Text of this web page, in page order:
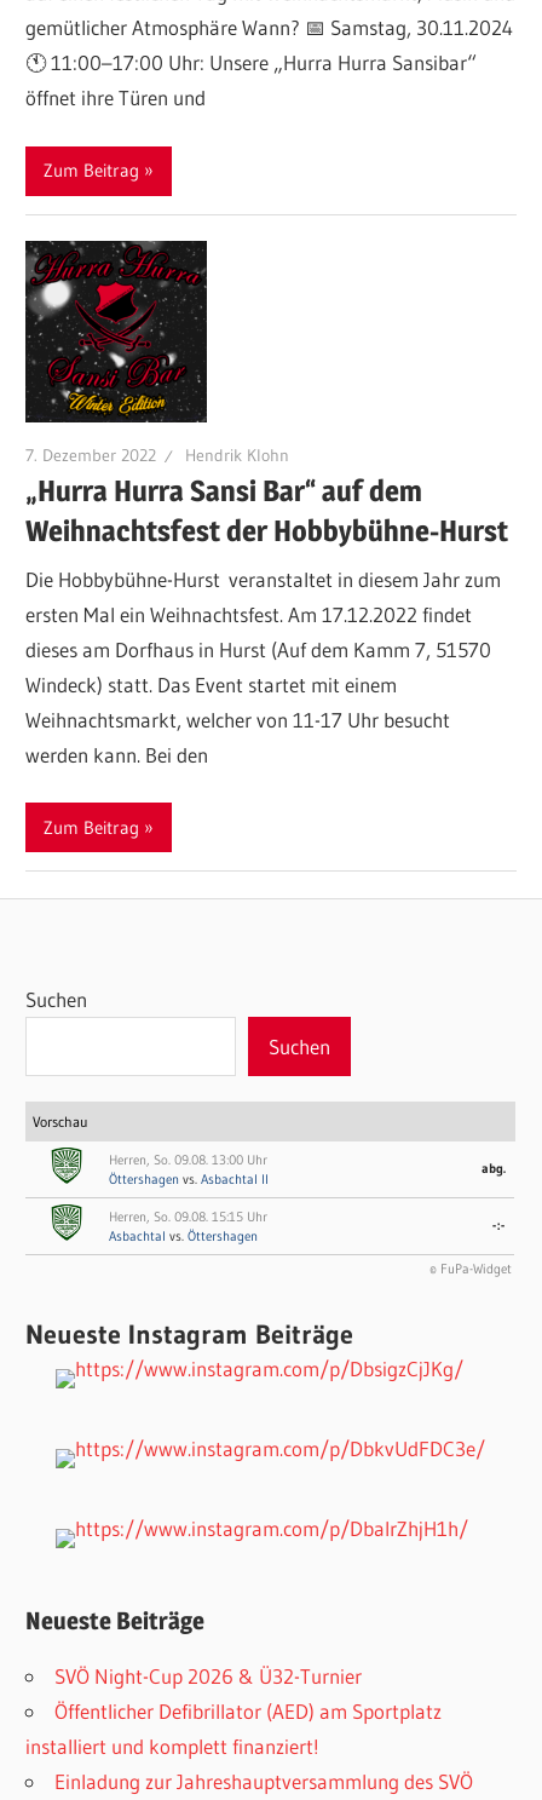
gemütlicher Atmosphäre Wann? 📅 Samstag, 30.11.2024
🕚 11:00–17:00 Uhr: Unsere „Hurra Hurra Sansibar“
öffnet ihre Türen und
Zum Beitrag
7. Dezember 2022 Hendrik Klohn
„Hurra Hurra Sansi Bar“ auf dem
Weihnachtsfest der Hobbybühne-Hurst
Die Hobbybühne-Hurst veranstaltet in diesem Jahr zum
ersten Mal ein Weihnachtsfest. Am 17.12.2022 findet
dieses am Dorfhaus in Hurst (Auf dem Kamm 7, 51570
Windeck) statt. Das Event startet mit einem
Weihnachtsmarkt, welcher von 11-17 Uhr besucht
werden kann. Bei den
Zum Beitrag
Suchen
Suchen
Vorschau
Herren, So. 09.08. 13:00 Uhr
Öttershagenvs.Asbachtal II
abg.
Herren, So. 09.08. 15:15 Uhr
Asbachtal vs.Öttershagen
-:-
© FuPa-Widget
Neueste Instagram Beiträge
Neueste Beiträge
SVÖ Night-Cup 2026 & Ü32-Turnier
Öffentlicher Defibrillator (AED) am Sportplatz
installiert und komplett finanziert!
Einladung zur Jahreshauptversammlung des SVÖ